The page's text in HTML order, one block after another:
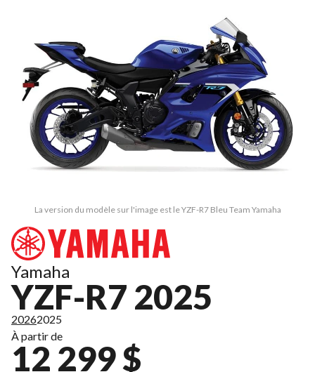
La version du modèle sur l'image est le YZF-R7 Bleu Team Yamaha
Yamaha
YZF-R7 2025
20262025
À partir de
12 299 $